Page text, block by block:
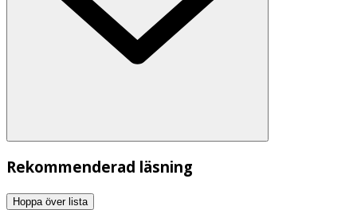
Rekommenderad läsning
Hoppa över lista